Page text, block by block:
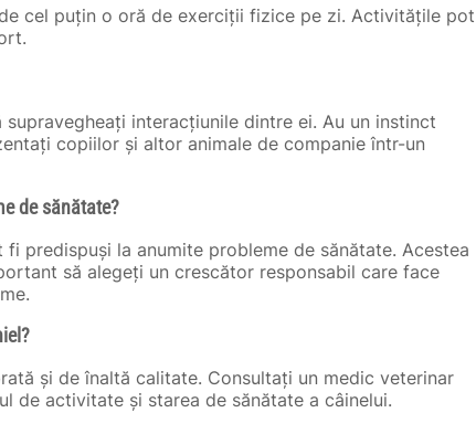
cel puțin o oră de exerciții fizice pe zi. Activitățile pot
interacțiunile dintre ei. Au un instinct
copiilor și altor animale de companie într-un
de sănătate?
predispuși la anumite probleme de sănătate. Acestea
să alegeți un crescător responsabil care face
și de înaltă calitate. Consultați un medic veterinar
de activitate și starea de sănătate a câinelui.